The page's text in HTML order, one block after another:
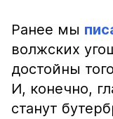
Ранее мы
волжских
достойны
И, конечно,
станут